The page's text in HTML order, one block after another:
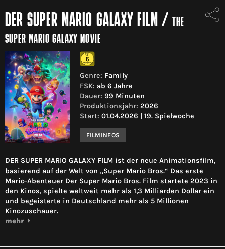
DER SUPER MARIO GALAXY FILM /THE
SUPER MARIO GALAXY MOVIE
Genre: Family
FSK: ab 6 Jahre
Dauer: 99 Minuten
Produktionsjahr: 2026
Start: 01.04.2026 | 19. Spielwoche
FILMINFOS
DER SUPER MARIO GALAXY FILM ist der neue Animationsfilm,
basierend auf der Welt von „Super Mario Bros.“ Das erste
Mario-Abenteuer Der Super Mario Bros. Film startete 2023 in
den Kinos, spielte weltweit mehr als 1,3 Milliarden Dollar ein
und begeisterte in Deutschland mehr als 5 Millionen
Kinozuschauer.
mehr